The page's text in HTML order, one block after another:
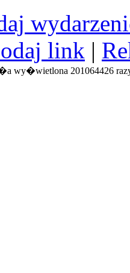
link |
wy�wietlona 201064426